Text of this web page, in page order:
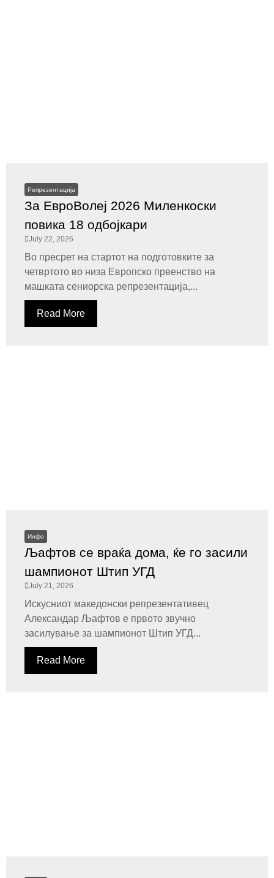
Репрезентација
За ЕвроВолеј 2026 Миленкоски
повика 18 одбојкари
July 22, 2026
Во пресрет на стартот на подготовките за
четвртото во низа Европско првенство на
машката сениорска репрезентација,...
Read More
Инфо
Љафтов се враќа дома, ќе го засили
шампионот Штип УГД
July 21, 2026
Искусниот македонски репрезентативец
Александар Љафтов е првото звучно
засилување за шампионот Штип УГД...
Read More